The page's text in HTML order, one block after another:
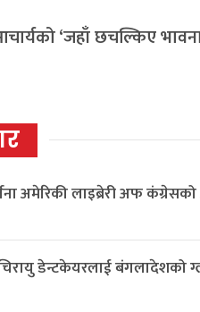
‘जहाँ छचल्किए
अमेरिकी लाइब्रेरी अफ
डेन्टकेयरलाई बंगलादेशको